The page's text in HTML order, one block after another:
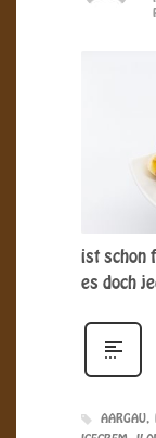
ist schon
es doch
AARGAU